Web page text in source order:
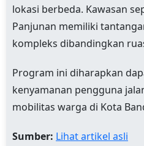
lokasi berbeda. Kawasan
Panjunan memiliki
kompleks dibandingkan
Program ini diharapkan
kenyamanan pengguna
mobilitas warga di Kota
Sumber: Lihat artikel asli